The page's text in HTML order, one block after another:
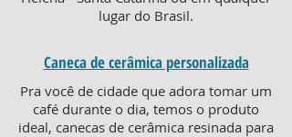
lugar do Brasil.
Caneca de cerâmica personalizada
Pra você de cidade que adora tomar um
café durante o dia, temos o produto
ideal, canecas de cerâmica resinada para